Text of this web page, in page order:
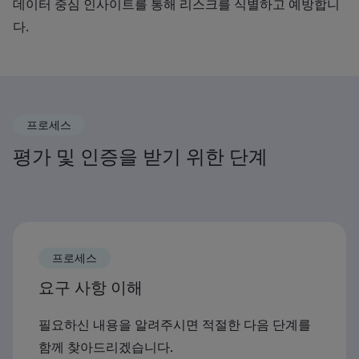
데이터 중심 인사이트를 통해 리스크를 식별하고 예방합니
다.
프로세스
평가 및 인증을 받기 위한 단계
프로세스
요구 사항 이해
필요하신 내용을 알려주시면 적절한 다음 단계를
함께 찾아드리겠습니다.